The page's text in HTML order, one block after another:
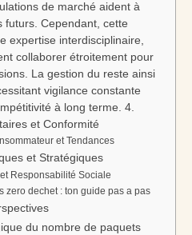
de marché aident à
futurs. Cependant, cette
expertise interdisciplinaire,
collaborer étroitement pour
La gestion du reste ainsi
vigilance constante
à long terme. 4.
et Conformité
et Tendances
et Stratégiques
Responsabilité Sociale
zero dechet : ton guide pas a pas
du nombre de paquets